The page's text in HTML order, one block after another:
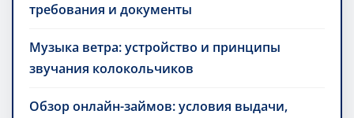
требования и документы
Музыка ветра: устройство и принципы
звучания колокольчиков
Обзор онлайн-займов: условия выдачи,